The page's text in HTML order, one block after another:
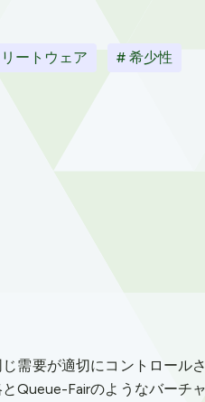
ートウェア # 希少性
需要が適切にコントロール
Queue-Fairのようなバーチ